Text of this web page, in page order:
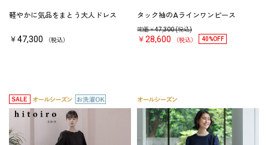
軽やかに気品をまとう大人ドレス
￥47,300 （税込）
タック袖のAラインワンピース
定価￥47,300(税込)
￥28,600 （税込） 40%OFF